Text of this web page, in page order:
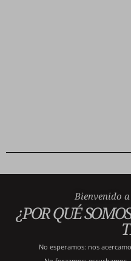
Bienvenido
¿POR QUÉ
No esperamos: nos